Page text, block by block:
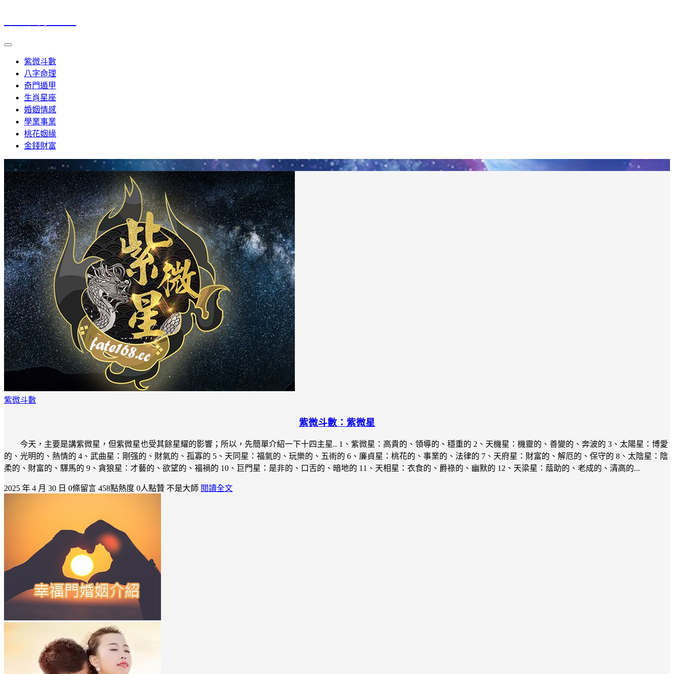
紫微斗數
八字命理
奇門遁甲
生肖星座
婚姻情感
學業事業
桃花姻緣
金錢財富
孤家寡人
紫微斗數
紫微斗數：紫微星
今天，主要是講紫微星，但紫微星也受其餘星耀的影響；所以，先簡單介紹一下十四主星.. 1、紫微星：高貴的、領導的、穩重的 2、天機星：機靈的、善變的、奔波的 3、太陽星：博愛
的、光明的、熱情的 4、武曲星：剛强的、財氣的、孤寡的 5、天同星：福氣的、玩樂的、五術的 6、廉貞星：桃花的、事業的、法律的 7、天府星：財富的、解厄的、保守的 8、太陰星：陰
柔的、財富的、驛馬的 9、貪狼星：才藝的、欲望的、福禍的 10、巨門星：是非的、口舌的、暗地的 11、天相星：衣食的、爵祿的、幽默的 12、天梁星：蔭助的、老成的、清高的...
2025 年 4 月 30 日 0條留言 458點熱度 0人點贊 不是大師 閱讀全文